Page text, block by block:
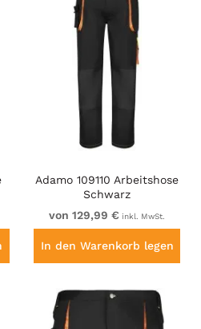
Adamo 109110 Arbeitshose
Schwarz
von 129,99 € inkl. MwSt.
In den Warenkorb legen